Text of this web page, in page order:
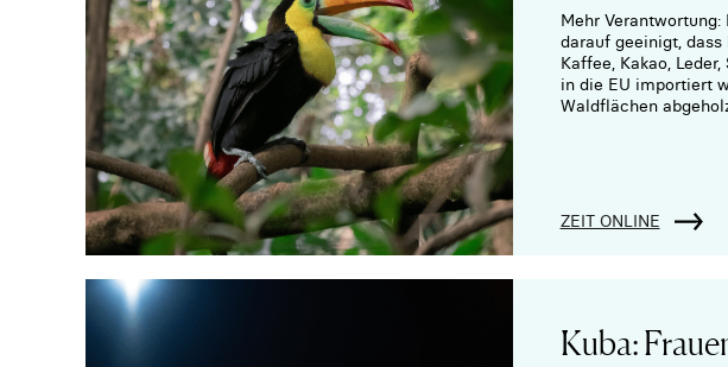
Mehr
darauf geeinigt,
Kaffee, Kakao,
in die EU importiert
Waldflächen
ZEIT ONLINE
Kuba: